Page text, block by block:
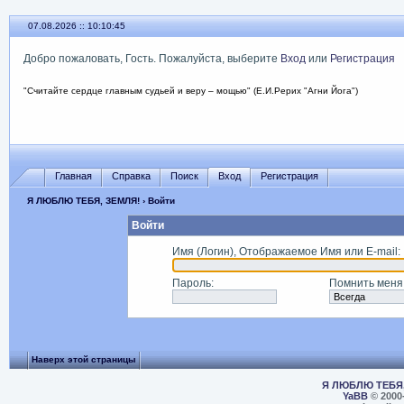
07.08.2026 :: 10:10:45
Добро пожаловать, Гость. Пожалуйста, выберите Входили Регистрация
"Считайте сердце главным судьей и веру – мощью" (Е.И.Рерих "Агни Йога")
Главная Справка Поиск Вход Регистрация
Я ЛЮБЛЮ ТЕБЯ, ЗЕМЛЯ!› Войти
Войти
Имя (Логин), Отображаемое Имя или E-mail :
Пароль: Помнить меня
Наверх этой страницы
Я ЛЮБЛЮ
YaBB©